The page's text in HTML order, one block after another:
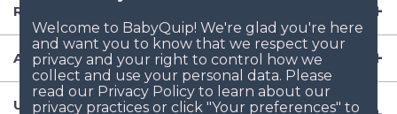
Recursos
Artículos para Bebé
Ubicaciones Populares de Renta de Artículos para